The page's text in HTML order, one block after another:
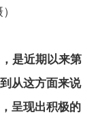
是近期以来第
从这方面来说
呈现出积极的